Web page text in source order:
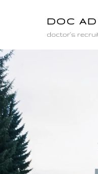
DOC
doctor's